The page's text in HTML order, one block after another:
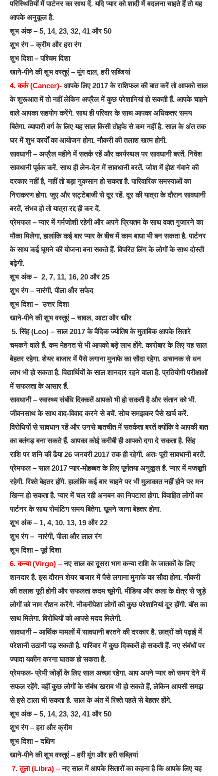
परिस्थितियों में पार्टनर का साथ दें. यदि प्यार को शादी में बदलना चाहते हैं तो यह
आपके अनुकूल है.
शुभ अंक – 5, 14, 23, 32, 41 और 50
शुभ रंग – क्रीम और हरा रंग
शुभ दिशा – पश्चिम दिशा
खाने-पीने की शुभ वस्तुएं – मूंग दाल, हरी सब्जियां
4. कर्क (Cancer)- आपके लिए 2017 के राशिफल की बात करें तो आपको साल
के शुरूआत में तो नहीं लेकिन अप्रैल में कुछ परेशानियां हो सकती हैं. आपके चाहने
वाले आपका सहयोग करेंगे. साथ ही परिवार के साथ आपका अधिकतर समय
बितेगा. व्यापारी वर्ग के लिए यह साल किसी तोहफे से कम नहीं है. साल के अंत तक
घर में शुभ कार्यों का आयोजन होगा. नौकरी की तलाश खत्म होगी.
सावधानी – अप्रैल महीने में सतर्क रहें और कार्यस्थल पर सावधानी बरतें. निवेश
सावधानी पूर्वक करें. साथ ही लेन-देन में सावधानी बरतें. जोश में होश गंवाने की
दरकार नहीं है, नहीं तो बड़ा नुकसान हो सकता है. पारिवारिक समस्याओं का
निराकरण होगा. जुए और सट्टेबाजी से दूर रहें. दूर की यात्रा के दौरान सावधानी
बरतें, संभव हो तो यात्रा रद्द ही कर दें.
प्रेमफल – प्यार में गर्मजोशी रहेगी और अपने प्रियतम के साथ वक्त गुजारने का
मौका मिलेगा, हालांकि कई बार प्यार के बीच में काम बाधा भी बन सकता है. पार्टनर
के साथ कई घूमने की योजना बना सकते हैं. विपरित लिंग के लोगों के साथ दोस्ती
बढ़ेगी.
शुभ अंक – 2, 7, 11, 16, 20 और 25
शुभ रंग – नारंगी, पीला और सफेद
शुभ दिशा – उत्तर दिशा
खाने-पीने की शुभ वस्तुएं – चावल, आटा और खीर
5. सिंह (Leo) – साल 2017 के वैदिक ज्योतिष के मुताबिक आपके सितारे
चमकने वाले हैं. कम मेहनत से भी आपको बड़े लाभ होंगे. कारोबार के लिए यह साल
बेहतर रहेगा. शेयर बाजार में पैसे लगाना मुनाफे का सौदा रहेगा. अचानक से धन
लाभ भी हो सकता है. विद्यार्थियों के साल शानदार रहने वाला है. प्रतियोगी परीक्षाओं
में सफलता के आसार हैं.
सावधानी – स्वास्थ्य संबंधि दिक्कतें आपको भी हो सकती है और संतान को भी.
जीवनसाथ के साथ वाद-विवाद करने से बचें. सोच समझकर पैसे खर्च करें.
विरोधियों से सावधान रहें और उनसे बातचीत में सतर्कता बरतें क्योंकि वे आपकी बात
का बतंगड़ बना सकते हैं. आपका कोई करीबी ही आपको दगा दे सकता है. सिंह
राशि पर शनि की ढैया 26 जनवरी 2017 तक ही रहेगी. अतः पूरी सावधानी बरतें.
प्रेमफल – साल 2017 प्यार-मोहब्बत के लिए पूर्णतया अनुकूल है. प्यार में मजबूती
रहेगी. रिश्ते बेहतर होंगे. हालांकि कई बार चाहने पर भी मुलाकात नहीं होने पर मन
खिन्न हो सकता है. प्यार में चल रही अनबन का निपटारा होगा. विवाहित लोगों का
पार्टनर के साथ रोमांटिग समय बितेगा. घूमने जाना बेहतर होगा.
शुभ अंक – 1, 4, 10, 13, 19 और 22
शुभ रंग – नारंगी, पीला और लाल रंग
शुभ दिशा – पूर्व दिशा
6. कन्या (Virgo) –नए साल का दूसरा भाग कन्या राशि के जातकों के लिए
शानदार है. इस दौरान शेयर बाजार में पैसे लगाना मुनाफे का सौदा होगा. नौकरी
की तलाश पूरी होगी और सफलता कदम चूमेगी. मीडिया और कला के क्षेत्र से जुड़े
लोगों को नाम रौशन करेंगे. नौकरीपेशा लोगों की कुछ परेशानियां दूर होंगी. बॉस का
साथ मिलेगा. विरोधियों को आपसे मदद मिलेगी.
सावधानी – आर्थिक मामलों में सावधानी बरतने की दरकार है. छात्रों को पढ़ाई में
परेशानी उठानी पड़ सकती है. पारिवार में कुछ दिक्कतें हो सकती हैं. नए संबंधों पर
ज्यादा यकीन करना घातक हो सकता है.
प्रेमफल- प्रेमी जोड़ों के लिए साल अच्छा रहेगा. आप अपने प्यार को समय देने में
सफल रहेंगे. वहीं कुछ लोगों के संबंध खराब भी हो सकते हैं, लेकिन आपसी समझ
से इसे टाला भी सकता है. साल के अंत में रिश्ते पहले से बेहतर होंगे.
शुभ अंक – 5, 14, 23, 32, 41 और 50
शुभ रंग – हरा और क्रीम
शुभ दिशा – दक्षिण
खाने-पीने की शुभ वस्तुएं – हरी मूंग और हरी सब्ज़ियां
7. तुला (Libra) –नए साल में आपके सितारों का कहना है कि आपके लिए यह